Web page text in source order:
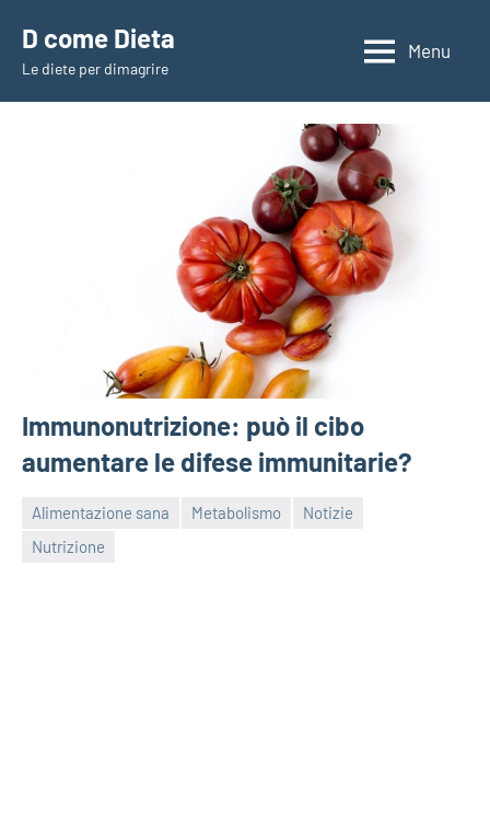
contenuto
D come Dieta
Le diete per dimagrire
Menu
Immunonutrizione: può il cibo
aumentare le difese immunitarie?
Alimentazione sana Metabolismo
Notizie
Nutrizione